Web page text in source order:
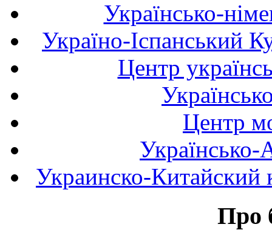
Українсько-
Україно-Іспанський
Центр
Центр
Українсько-
Украинско-Китайский
Про